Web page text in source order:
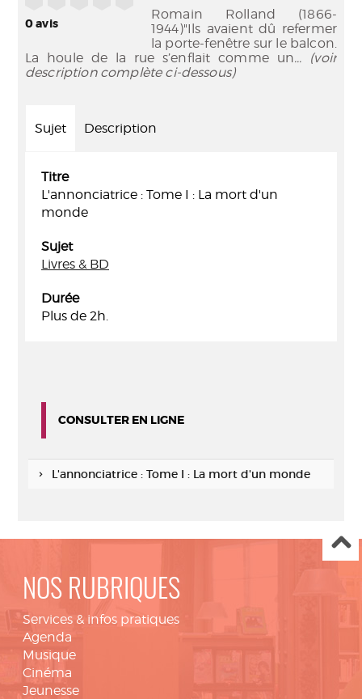
0avis
Romain Rolland (1866-
1944)"Ils avaient dû refermer
la porte-fenêtre sur le balcon.
La houle de la rue s’enflait comme un... (voir
description complète ci-dessous)
Sujet Description
Titre
L'annonciatrice : Tome I : La mort d'un
monde
Sujet
Livres & BD
Durée
Plus de 2h.
CONSULTER EN LIGNE
L'annonciatrice : Tome I : La mort d'un monde
NOS RUBRIQUES
Services & infos pratiques
Agenda
Musique
Cinéma
Jeunesse